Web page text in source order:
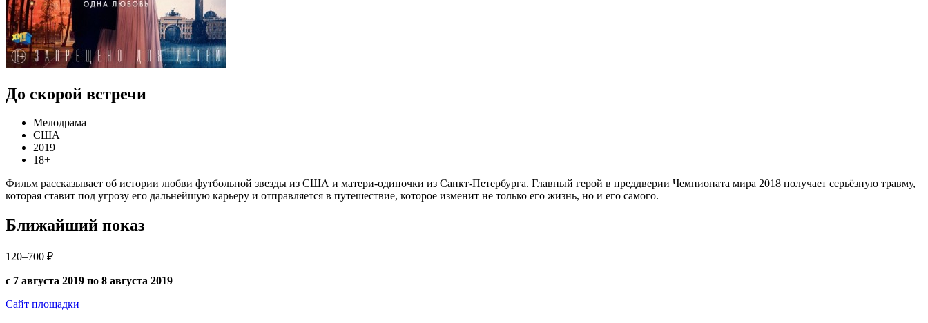
До скорой встречи
Мелодрама
США
2019
18+
Фильм рассказывает об истории любви футбольной звезды из США и матери-одиночки из Санкт-Петербурга. Главный герой в преддверии Чемпионата мира 2018 получает серьёзную травму,
которая ставит под угрозу его дальнейшую карьеру и отправляется в путешествие, которое изменит не только его жизнь, но и его самого.
Ближайший показ
120–700 ₽
с 7 августа 2019 по 8 августа 2019
Сайт площадки